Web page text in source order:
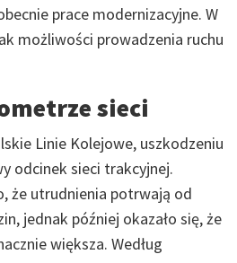
prace modernizacyjne. W
możliwości prowadzenia ruchu
sieci
Linie Kolejowe, uszkodzeniu
odcinek sieci trakcyjnej.
że utrudnienia potrwają od
jednak później okazało się, że
większa. Według